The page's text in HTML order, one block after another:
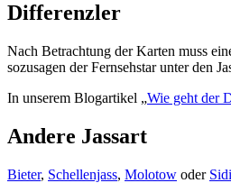
Differenzler
Nach Betrachtung der Karten muss
sozusagen der Fernsehstar unter den
In unserem Blogartikel „Wie geht der
Andere Jassart
Bieter, Schellenjass, Molotow oder